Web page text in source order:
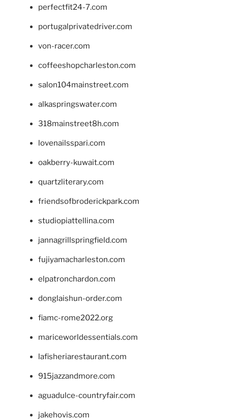
perfectfit24-7.com
portugalprivatedriver.com
von-racer.com
coffeeshopcharleston.com
salon104mainstreet.com
alkaspringswater.com
318mainstreet8h.com
lovenailsspari.com
oakberry-kuwait.com
quartzliterary.com
friendsofbroderickpark.com
studiopiattellina.com
jannagrillspringfield.com
fujiyamacharleston.com
elpatronchardon.com
donglaishun-order.com
fiamc-rome2022.org
mariceworldessentials.com
lafisheriarestaurant.com
915jazzandmore.com
aguadulce-countryfair.com
jakehovis.com